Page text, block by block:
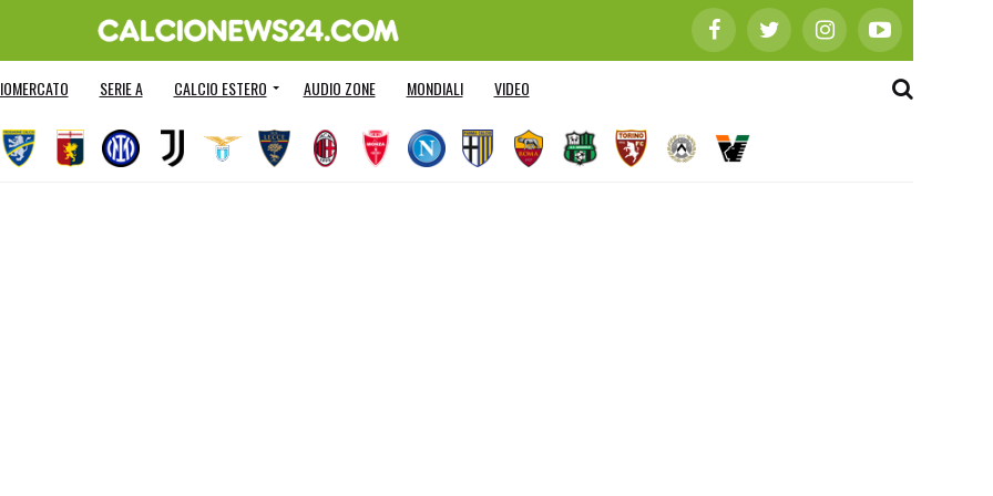
SERIE A CALCIO ESTERO AUDIO ZONE MONDIALI VIDEO